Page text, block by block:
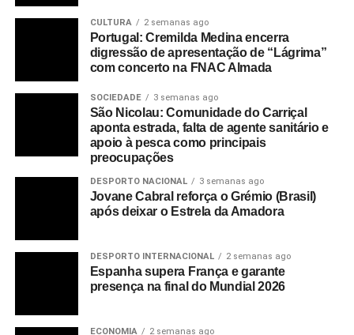
CULTURA 2 semanas ago
Portugal: Cremilda Medina encerra
digressão de apresentação de “Lágrima”
com concerto na FNAC Almada
SOCIEDADE 3 semanas ago
São Nicolau: Comunidade do Carriçal
aponta estrada, falta de agente sanitário e
apoio à pesca como principais
preocupações
DESPORTO NACIONAL 3 semanas ago
Jovane Cabral reforça o Grémio (Brasil)
após deixar o Estrela da Amadora
DESPORTO INTERNACIONAL 2 semanas ago
Espanha supera França e garante
presença na final do Mundial 2026
ECONOMIA 2 semanas ago